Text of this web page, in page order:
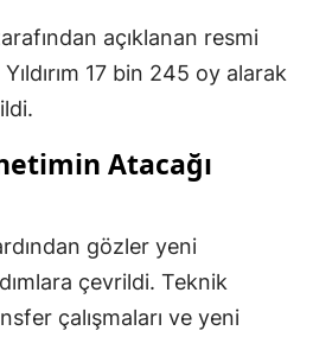
açıklanan resmi
17 bin 245 oy alarak
Atacağı
gözler yeni
çevrildi. Teknik
çalışmaları ve yeni